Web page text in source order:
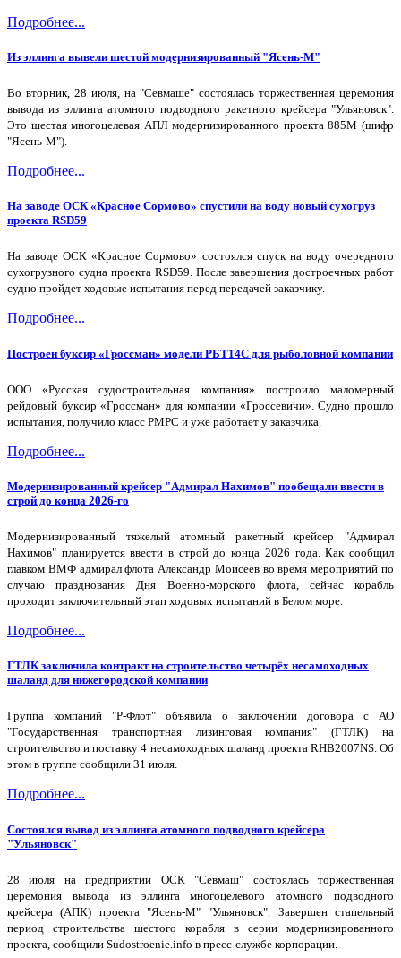
Подробнее...
Из эллинга вывели шестой модернизированный "Ясень-М"
Во вторник, 28 июля, на "Севмаше" состоялась торжественная церемония
вывода из эллинга атомного подводного ракетного крейсера "Ульяновск".
Это шестая многоцелевая АПЛ модернизированного проекта 885М (шифр
"Ясень-М").
Подробнее...
На заводе ОСК «Красное Сормово» спустили на воду новый сухогруз
проекта RSD59
На заводе ОСК «Красное Сормово» состоялся спуск на воду очередного
сухогрузного судна проекта RSD59. После завершения достроечных работ
судно пройдет ходовые испытания перед передачей заказчику.
Подробнее...
Построен буксир «Гроссман» модели РБТ14С для рыболовной компании
ООО «Русская судостроительная компания» построило маломерный
рейдовый буксир «Гроссман» для компании «Гроссевичи». Судно прошло
испытания, получило класс РМРС и уже работает у заказчика.
Подробнее...
Модернизированный крейсер "Адмирал Нахимов" пообещали ввести в
строй до конца 2026-го
Модернизированный тяжелый атомный ракетный крейсер "Адмирал
Нахимов" планируется ввести в строй до конца 2026 года. Как сообщил
главком ВМФ адмирал флота Александр Моисеев во время мероприятий по
случаю празднования Дня Военно-морского флота, сейчас корабль
проходит заключительный этап ходовых испытаний в Белом море.
Подробнее...
ГТЛК заключила контракт на строительство четырёх несамоходных
шаланд для нижегородской компании
Группа компаний "Р-Флот" объявила о заключении договора с АО
"Государственная транспортная лизинговая компания" (ГТЛК) на
строительство и поставку 4 несамоходных шаланд проекта RHB2007NS. Об
этом в группе сообщили 31 июля.
Подробнее...
Состоялся вывод из эллинга атомного подводного крейсера
"Ульяновск"
28 июля на предприятии ОСК "Севмаш" состоялась торжественная
церемония вывода из эллинга многоцелевого атомного подводного
крейсера (АПК) проекта "Ясень-М" "Ульяновск". Завершен стапельный
период строительства шестого корабля в серии модернизированного
проекта, сообщили Sudostroenie.info в пресс-службе корпорации.